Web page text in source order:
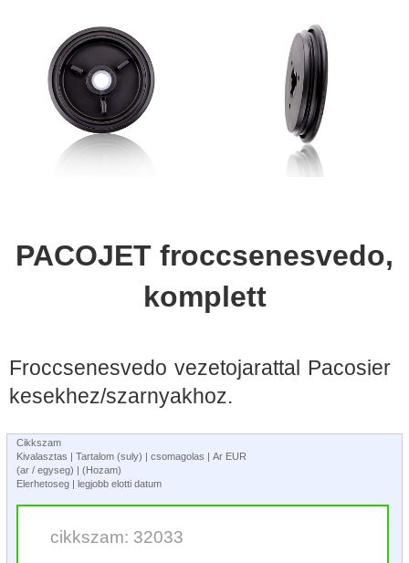
PACOJET froccsenesvedo,
komplett
Froccsenesvedo vezetojarattal Pacosier
kesekhez/szarnyakhoz.
Cikkszam
Kivalasztas | Tartalom (suly) | csomagolas | Ar EUR
(ar / egyseg) | (Hozam)
Elerhetoseg | legjobb elotti datum
cikkszam: 32033